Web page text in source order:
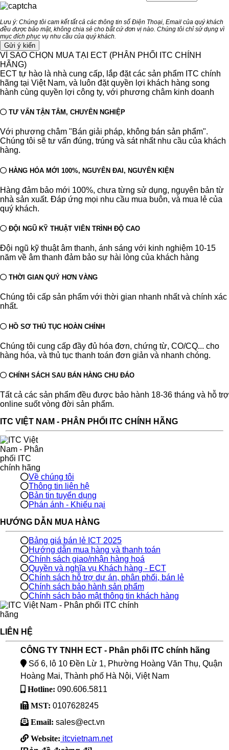
Lưu ý: Chúng tôi cam kết tất cả các thông tin số Điện Thoại, Email của quý khách
đều được bảo mật, không chia sẻ cho bất cứ đơn vị nào. Chúng tôi chỉ sử dụng vì
mục đích phục vụ nhu cầu của quý khách.
VÌ SAO CHỌN MUA TẠI ECT (PHÂN PHỐI ITC CHÍNH
HÃNG)
ECT tự hào là nhà cung cấp, lắp đặt các sản phẩm ITC chính
hãng tại Việt Nam, và luôn đặt quyền lợi khách hàng song
hành cùng quyền lợi công ty, với phương châm kinh doanh
TƯ VẤN TẬN TÂM, CHUYÊN NGHIỆP
Với phương châm "Bán giải pháp, không bán sản phẩm".
Chúng tôi sẽ tư vấn đúng, trúng và sát nhất nhu cầu của khách
hàng.
HÀNG HÓA MỚI 100%, NGUYÊN ĐAI, NGUYÊN KIỆN
Hàng đảm bảo mới 100%, chưa từng sử dụng, nguyên bản từ
nhà sản xuất. Đáp ứng mọi nhu cầu mua buôn, và mua lẻ của
quý khách.
ĐỘI NGŨ KỸ THUẬT VIÊN TRÌNH ĐỘ CAO
Đội ngũ kỹ thuật âm thanh, ánh sáng với kinh nghiệm 10-15
năm về âm thanh đảm bảo sự hài lòng của khách hàng
THỜI GIAN QUÝ HƠN VÀNG
Chúng tôi cấp sản phẩm với thời gian nhanh nhất và chính xác
nhất.
HỒ SƠ THỦ TỤC HOÀN CHỈNH
Chúng tôi cung cấp đầy đủ hóa đơn, chứng từ, CO/CQ... cho
hàng hóa, và thủ tục thanh toán đơn giản và nhanh chóng.
CHÍNH SÁCH SAU BÁN HÀNG CHU ĐÁO
Tất cả các sản phẩm đều được bảo hành 18-36 tháng và hỗ trợ
online suốt vòng đời sản phẩm.
ITC VIỆT NAM - PHÂN PHỐI ITC CHÍNH HÃNG
Về chúng tôi
Thông tin liên hệ
Bản tin tuyển dụng
Phán ánh - Khiếu nại
HƯỚNG DẪN MUA HÀNG
Bảng giá bán lẻ ICT 2025
Hướng dẫn mua hàng và thanh toán
Chính sách giao/nhận hàng hoá
Quyền và nghĩa vụ Khách hàng - ECT
Chính sách hỗ trợ dự án, phân phối, bán lẻ
Chính sách bảo hành sản phẩm
Chính sách bảo mật thông tin khách hàng
LIÊN HỆ
CÔNG TY TNHH ECT - Phân phối ITC chính hãng
Số 6, lô 10 Đền Lừ 1, Phường Hoàng Văn Thụ, Quận
Hoàng Mai, Thành phố Hà Nội, Việt Nam
Hotline: 090.606.5811
MST: 0107628245
Email: sales@ect.vn
Website: itcvietnam.net